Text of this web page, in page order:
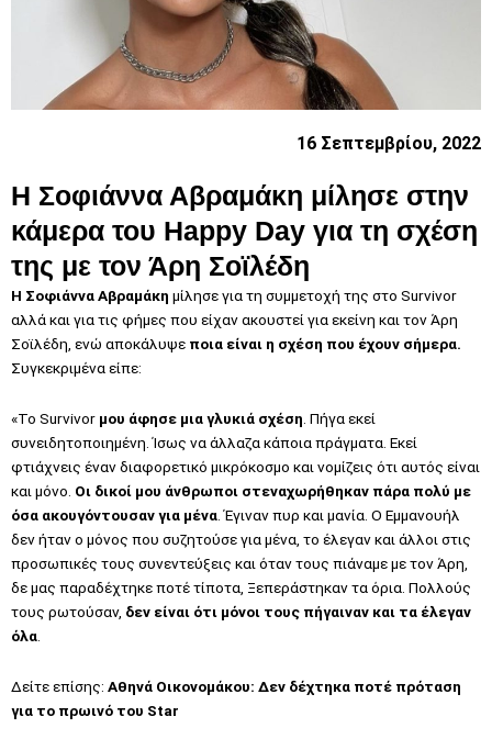
16 Σεπτεμβρίου, 2022
Η Σοφιάννα Αβραμάκη μίλησε στην
κάμερα του Happy Day για τη σχέση
της με τον Άρη Σοϊλέδη
Η Σοφιάννα Αβραμάκη μίλησε για τη συμμετοχή της στο Survivor
αλλά και για τις φήμες που είχαν ακουστεί για εκείνη και τον Άρη
Σοϊλέδη, ενώ αποκάλυψε ποια είναι η σχέση που έχουν σήμερα.
Συγκεκριμένα είπε:
«Το Survivor μου άφησε μια γλυκιά σχέση. Πήγα εκεί
συνειδητοποιημένη. Ίσως να άλλαζα κάποια πράγματα. Εκεί
φτιάχνεις έναν διαφορετικό μικρόκοσμο και νομίζεις ότι αυτός είναι
και μόνο. Οι δικοί μου άνθρωποι στεναχωρήθηκαν πάρα πολύ με
όσα ακουγόντουσαν για μένα. Έγιναν πυρ και μανία. Ο Εμμανουήλ
δεν ήταν ο μόνος που συζητούσε για μένα, το έλεγαν και άλλοι στις
προσωπικές τους συνεντεύξεις και όταν τους πιάναμε με τον Άρη,
δε μας παραδέχτηκε ποτέ τίποτα, Ξεπεράστηκαν τα όρια. Πολλούς
τους ρωτούσαν, δεν είναι ότι μόνοι τους πήγαιναν και τα έλεγαν
όλα.
Δείτε επίσης: Αθηνά Οικονομάκου: Δεν δέχτηκα ποτέ πρόταση
για το πρωινό του Star